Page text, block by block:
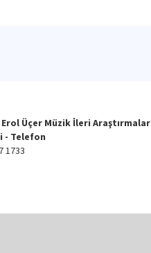
Erol Üçer Müzik İleri Araştırmalar
- Telefon
1733